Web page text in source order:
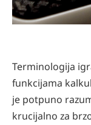
Terminologija
funkcijama
je potpuno
krucijalno za